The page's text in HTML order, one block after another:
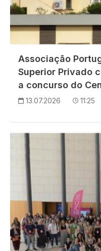
Associação
Superior Privado
a concurso do
13.07.2026 11:25
Imagem